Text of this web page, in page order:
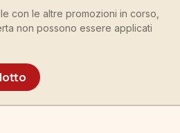
con le altre promozioni in corso,
non possono essere applicati